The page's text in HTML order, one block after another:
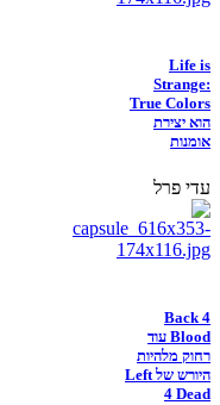
Life is
Strange:
True Colors
הוא יצירת
אומנות
עדי פרל
Back 4
Blood עוד
רחוק מלהיות
היורש של Left
4 Dead